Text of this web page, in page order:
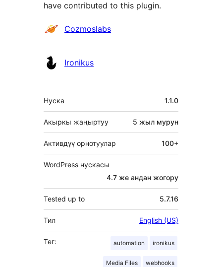
have contributed to this plugin.
МүчөлөрүCozmoslabs
Ironikus
Мета
Нуска 1.1.0
Акыркы жаңыртуу 5 жыл мурун
Активдүү орнотуулар 100+
WordPress нускасы
4.7 же андан жогору
Tested up to 5.7.16
Тил English (US)
Тег: automation ironikus
Media Files webhooks